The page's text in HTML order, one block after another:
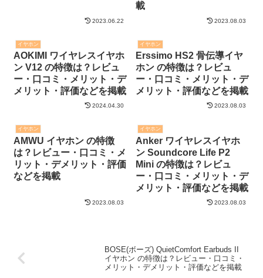
2023.06.22
載
2023.08.03
イヤホン
AOKIMI ワイヤレスイヤホ
ン V12 の特徴は？レビュ
ー・口コミ・メリット・デ
メリット・評価などを掲載
2024.04.30
イヤホン
Erssimo HS2 骨伝導イヤ
ホン の特徴は？レビュ
ー・口コミ・メリット・デ
メリット・評価などを掲載
2023.08.03
イヤホン
AMWU イヤホン の特徴
は？レビュー・口コミ・メ
リット・デメリット・評価
などを掲載
2023.08.03
イヤホン
Anker ワイヤレスイヤホ
ン Soundcore Life P2
Mini の特徴は？レビュ
ー・口コミ・メリット・デ
メリット・評価などを掲載
2023.08.03
BOSE(ボーズ) QuietComfort Earbuds II
イヤホン の特徴は？レビュー・口コミ・
メリット・デメリット・評価などを掲載